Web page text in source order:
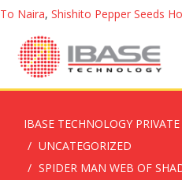
To Naira, Shishito Pepper Seeds
IBASE TECHNOLOGY
UNCATEGORIZED
SPIDER MAN WEB OF